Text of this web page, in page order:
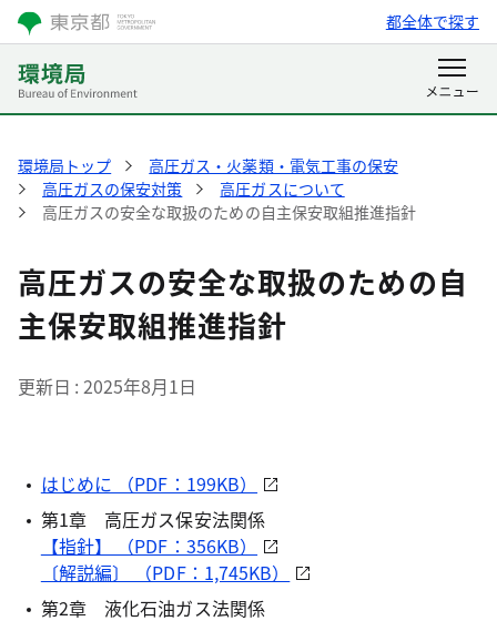
都全体で探す
環境局トップ
高圧ガス・火薬類・電気工事の保安
高圧ガスの保安対策
高圧ガスについて
高圧ガスの安全な取扱のための自主保安取組推進指針
高圧ガスの安全な取扱のための自
主保安取組推進指針
更新日 2025年8月1日
はじめに （PDF：199KB）
第1章 高圧ガス保安法関係
【指針】 （PDF：356KB）
〔解説編〕 （PDF：1,745KB）
第2章 液化石油ガス法関係